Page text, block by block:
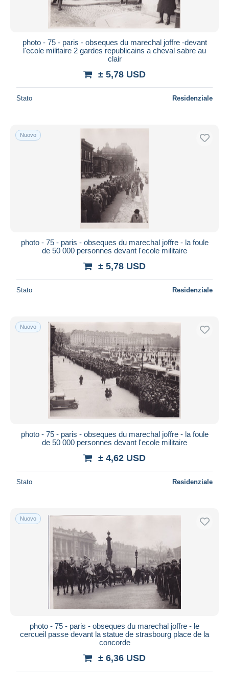
photo - 75 - paris - obseques du marechal joffre -devant
l'ecole militaire 2 gardes republicains a cheval sabre au
clair
± 5,78 USD
Stato Residenziale
Nuovo
photo - 75 - paris - obseques du marechal joffre - la foule
de 50 000 personnes devant l'ecole militaire
± 5,78 USD
Stato Residenziale
Nuovo
photo - 75 - paris - obseques du marechal joffre - la foule
de 50 000 personnes devant l'ecole militaire
± 4,62 USD
Stato Residenziale
Nuovo
photo - 75 - paris - obseques du marechal joffre - le
cercueil passe devant la statue de strasbourg place de la
concorde
± 6,36 USD